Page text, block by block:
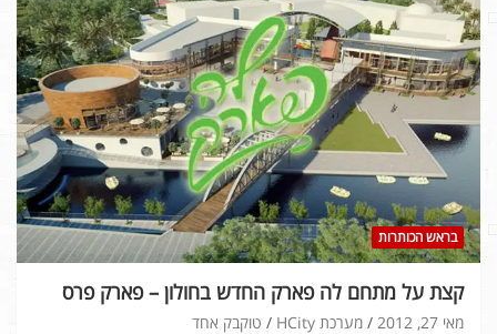
בראש הכותרות
קצת על מתחם לה פארק החדש בחולון – פארק פרס
מאי 27, 2012 מערכת HCity טוקבק אחד